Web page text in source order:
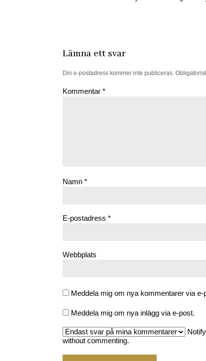
Lämna ett svar
Din e-postadress kommer inte publiceras.
Kommentar *
Namn *
E-postadress *
Webbplats
Meddela mig om nya kommentarer via e-
Meddela mig om nya inlägg via e-post.
without commenting.